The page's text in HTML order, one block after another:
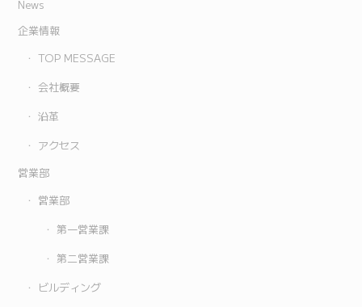
News
企業情報
TOP MESSAGE
会社概要
沿革
アクセス
営業部
営業部
第一営業課
第二営業課
ビルディング